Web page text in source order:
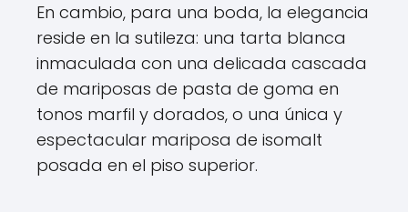
En cambio, para una boda, la elegancia
reside en la sutileza: una tarta blanca
inmaculada con una delicada cascada
de mariposas de pasta de goma en
tonos marfil y dorados, o una única y
espectacular mariposa de isomalt
posada en el piso superior.